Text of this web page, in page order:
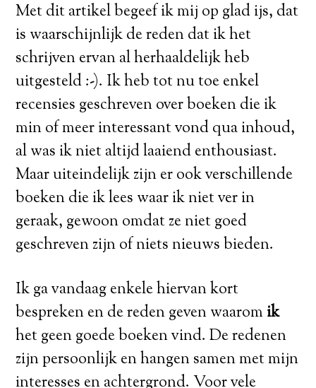
Met dit artikel begeef ik mij op glad ijs, dat
is waarschijnlijk de reden dat ik het
schrijven ervan al herhaaldelijk heb
uitgesteld :-). Ik heb tot nu toe enkel
recensies geschreven over boeken die ik
min of meer interessant vond qua inhoud,
al was ik niet altijd laaiend enthousiast.
Maar uiteindelijk zijn er ook verschillende
boeken die ik lees waar ik niet ver in
geraak, gewoon omdat ze niet goed
geschreven zijn of niets nieuws bieden.
Ik ga vandaag enkele hiervan kort
bespreken en de reden geven waarom ik
het geen goede boeken vind. De redenen
zijn persoonlijk en hangen samen met mijn
interesses en achtergrond. Voor vele